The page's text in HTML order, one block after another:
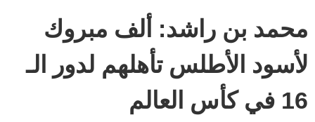
محمد بن راشد: ألف مبروك
لأسود الأطلس تأهلهم لدور الـ
16 في كأس العالم